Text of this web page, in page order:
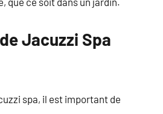
Jacuzzi Spa
spa, il est important de